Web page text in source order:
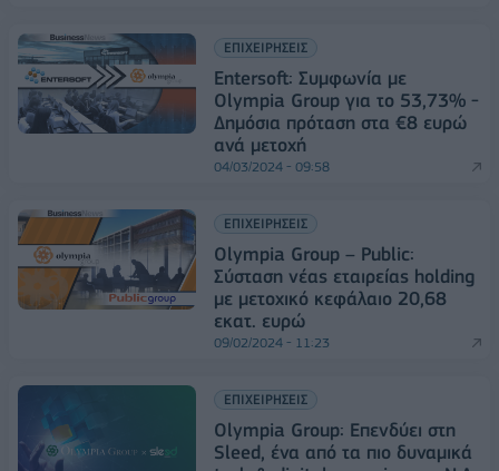
ΕΠΙΧΕΙΡΗΣΕΙΣ
Entersoft: Συμφωνία με
Olympia Group για το 53,73% -
Δημόσια πρόταση στα €8 ευρώ
ανά μετοχή
04/03/2024 - 09:58
ΕΠΙΧΕΙΡΗΣΕΙΣ
Olympia Group – Public:
Σύσταση νέας εταιρείας holding
με μετοχικό κεφάλαιο 20,68
εκατ. ευρώ
09/02/2024 - 11:23
ΕΠΙΧΕΙΡΗΣΕΙΣ
Olympia Group: Επενδύει στη
Sleed, ένα από τα πιο δυναμικά